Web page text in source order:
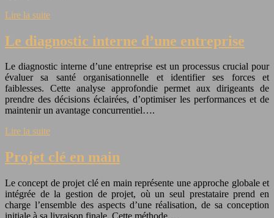
Lire la suite
Le diagnostic interne d’une entreprise
Le diagnostic interne d’une entreprise est un processus crucial pour
évaluer sa santé organisationnelle et identifier ses forces et
faiblesses. Cette analyse approfondie permet aux dirigeants de
prendre des décisions éclairées, d’optimiser les performances et de
maintenir un avantage concurrentiel….
Lire la suite
Projet clé en main
Le concept de projet clé en main représente une approche globale et
intégrée de la gestion de projet, où un seul prestataire prend en
charge l’ensemble des aspects d’une réalisation, de sa conception